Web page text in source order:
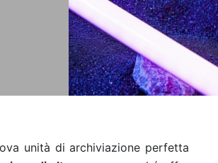
unità di archiviazione perfetta